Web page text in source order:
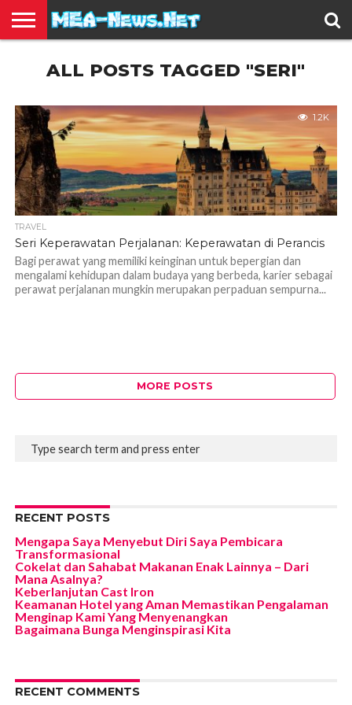
TERBARU
EDUKASI
HIBURAN
INSPIRASI
KESEHATAN
KULINER
OLAH
RAGA
OTOMOTIF
TRAVEL
JUAL
BELIALL POSTS TAGGED "SERI"
1.2K
TRAVEL
Seri Keperawatan Perjalanan: Keperawatan di Perancis
Bagi perawat yang memiliki keinginan untuk bepergian dan
mengalami kehidupan dalam budaya yang berbeda, karier sebagai
perawat perjalanan mungkin merupakan perpaduan sempurna...
MORE POSTS
RECENT POSTS
Mengapa Saya Menyebut Diri Saya Pembicara
Transformasional
Cokelat dan Sahabat Makanan Enak Lainnya – Dari
Mana Asalnya?
Keberlanjutan Cast Iron
Keamanan Hotel yang Aman Memastikan Pengalaman
Menginap Kami Yang Menyenangkan
Bagaimana Bunga Menginspirasi Kita
RECENT COMMENTS